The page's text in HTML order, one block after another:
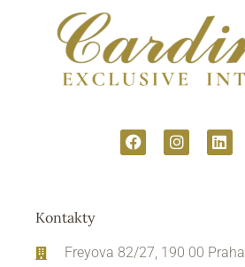
Kontakty
Freyova 82/27, 190 00 Praha